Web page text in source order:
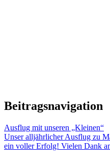
Beitragsnavigation
Ausflug mit unseren „Kleinen“
Unser alljährlicher Ausflug zu
ein voller Erfolg! Vielen Dank